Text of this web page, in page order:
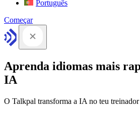
Português
Começar
Aprenda idiomas mais
IA
O Talkpal transforma a IA no teu treinador